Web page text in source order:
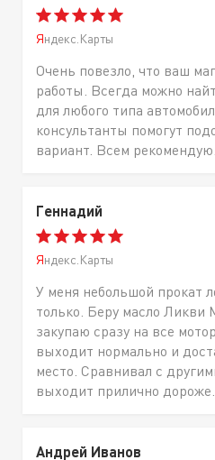
Яндекс.Карты
Очень повезло, что ваш
работы. Всегда можно
для любого типа
консультанты помогут
вариант. Всем рекомендую.
Геннадий
Яндекс.Карты
У меня небольшой прокат
только. Беру масло
закупаю сразу на все
выходит нормально и
место. Сравнивал с
выходит прилично дороже.
Андрей Иванов